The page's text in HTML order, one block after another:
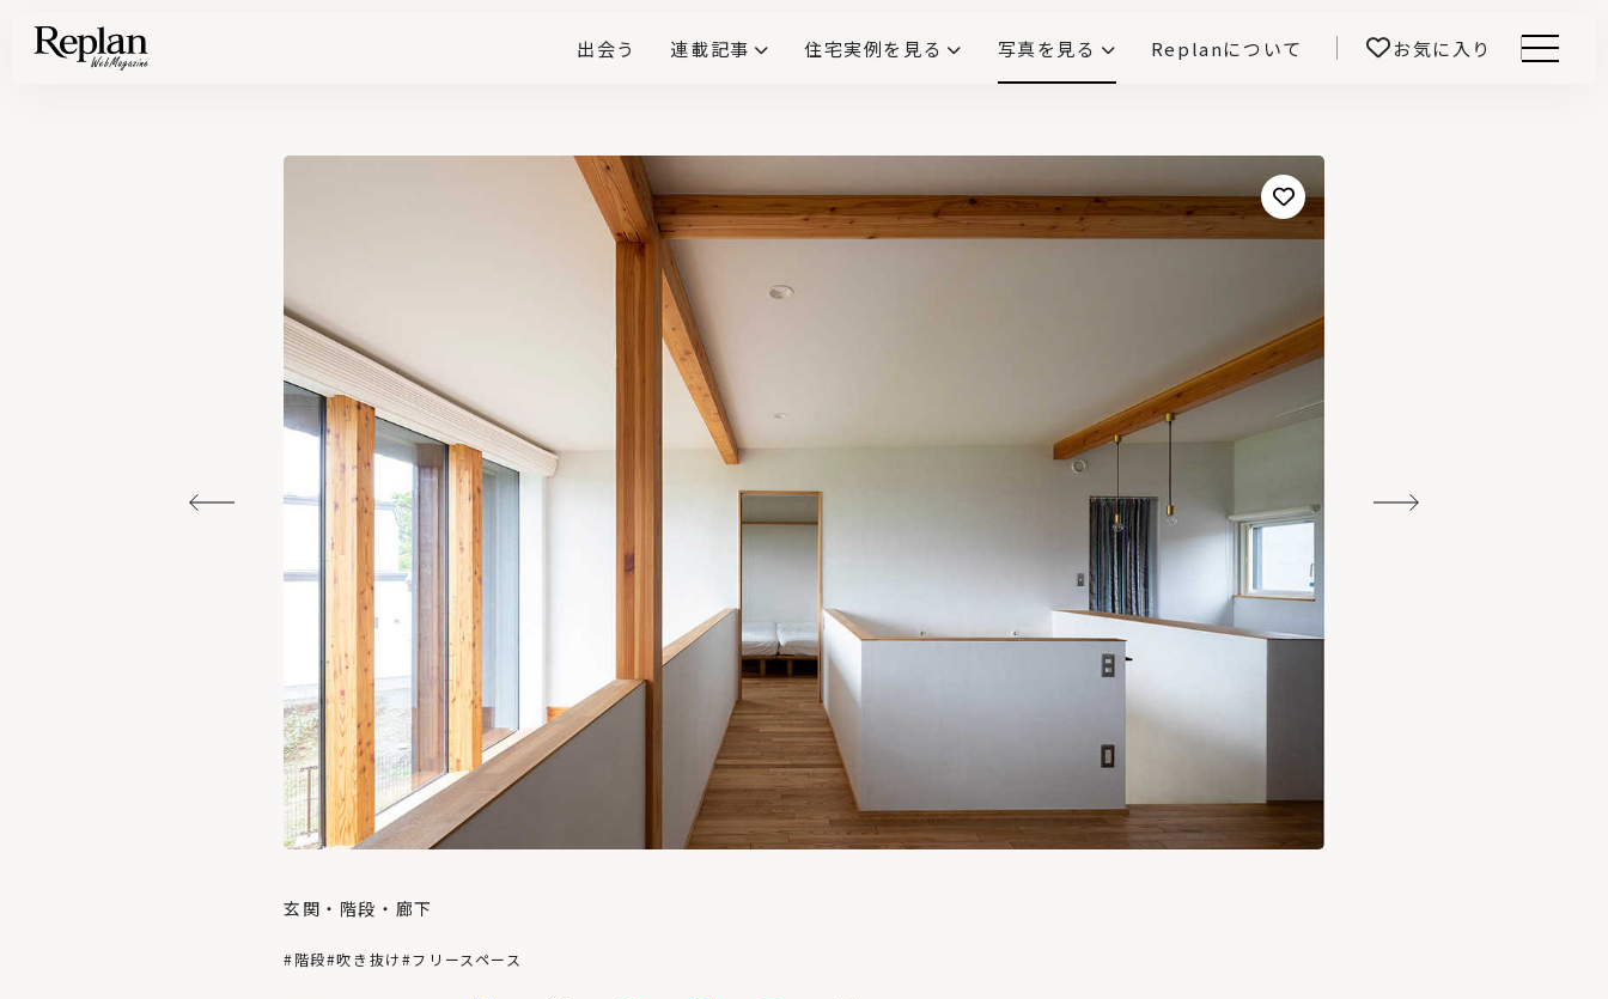
出会う 連載記事 住宅実例を見る 写真を見る Replanについて お気に入り
玄関・階段・廊下
#階段#吹き抜け#フリースペース